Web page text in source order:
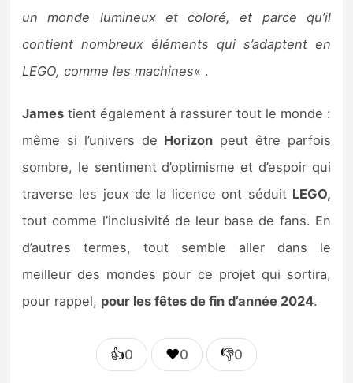
un monde lumineux et coloré, et parce qu’il
contient nombreux éléments qui s’adaptent en
LEGO, comme les machines« .
James tient également à rassurer tout le monde :
même si l’univers de Horizon peut être parfois
sombre, le sentiment d’optimisme et d’espoir qui
traverse les jeux de la licence ont séduit LEGO,
tout comme l’inclusivité de leur base de fans. En
d’autres termes, tout semble aller dans le
meilleur des mondes pour ce projet qui sortira,
pour rappel, pour les fêtes de fin d’année 2024.
👍0 ❤️0 👎0